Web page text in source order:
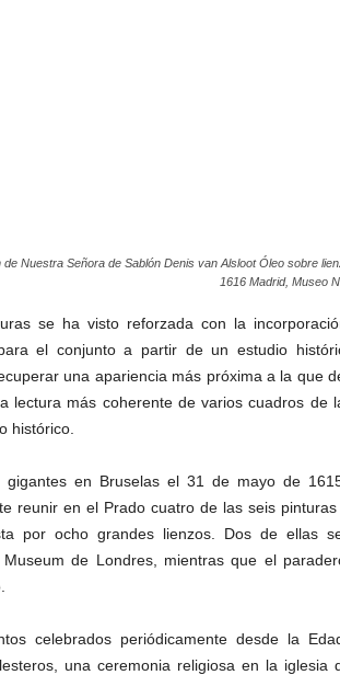
Nuestra Señora de Sablón Denis van Alsloot Óleo sobre
1616 Madrid, Museo
se ha visto reforzada con la
el conjunto a partir de un estudio
una apariencia más próxima a la que
lectura más coherente de varios cuadros de
histórico.
en Bruselas el 31 de mayo de
reunir en el Prado cuatro de las seis
por ocho grandes lienzos. Dos de ellas
de Londres, mientras que el
celebrados periódicamente desde la
una ceremonia religiosa en la iglesia